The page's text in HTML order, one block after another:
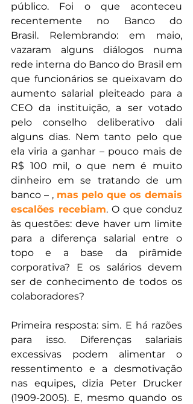
público. Foi o que aconteceu
recentemente no Banco do
Brasil. Relembrando: em maio,
vazaram alguns diálogos numa
rede interna do Banco do Brasil em
que funcionários se queixavam do
aumento salarial pleiteado para a
CEO da instituição, a ser votado
pelo conselho deliberativo dali
alguns dias. Nem tanto pelo que
ela viria a ganhar – pouco mais de
R$ 100 mil, o que nem é muito
dinheiro em se tratando de um
banco – , mas pelo que os demais
escalões recebiam. O que conduz
às questões: deve haver um limite
para a diferença salarial entre o
topo e a base da pirâmide
corporativa? E os salários devem
ser de conhecimento de todos os
colaboradores?
Primeira resposta: sim. E há razões
para isso. Diferenças salariais
excessivas podem alimentar o
ressentimento e a desmotivação
nas equipes, dizia Peter Drucker
(1909-2005). E, mesmo quando os